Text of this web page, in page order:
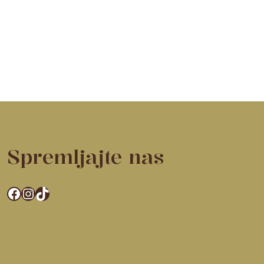
Spremljajte nas
Facebook
Instagram
TikTok